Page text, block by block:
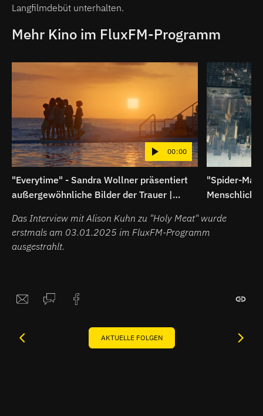
Langfilmdebüt unterhalten.
Mehr Kino im FluxFM-Programm
00:00
"Everytime" - Sandra Wollner präsentiert
außergewöhnliche Bilder der Trauer |
"Spider-
Das Interview mit Alison Kuhn zu "Holy Meat" wurde
erstmals am 03.01.2025 im FluxFM-Programm
ausgestrahlt.
AKTUELLE FOLGEN